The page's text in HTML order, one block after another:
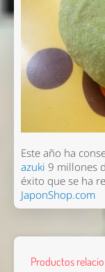
Este año ha
azuki 9 millones
éxito que se ha
JaponShop.com
Productos